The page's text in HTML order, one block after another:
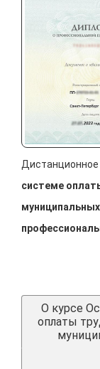
Дистанционное
системе
О курсе
оплаты